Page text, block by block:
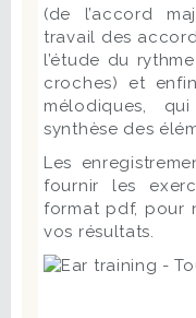
(de l’accord
travail des
l’étude du
croches) et
mélodiques,
synthèse des
Les
fournir les
format pdf, pour
vos résultats.